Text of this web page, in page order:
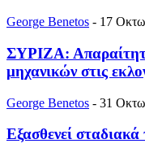
George Benetos - 17
ΣΥΡΙΖΑ:
μηχανικών στις
George Benetos - 31
Εξασθενεί